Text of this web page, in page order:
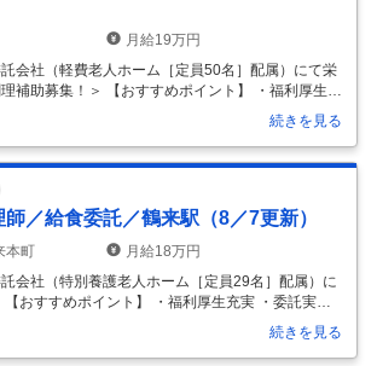
月給19万円
会社（軽費老人ホーム［定員50名］配属）にて栄
補助募集！＞ 【おすすめポイント】 ・福利厚生充
ント、慶弔金制度など嬉しい福利厚生が充実して
働きやすい環境を実現するために動いています。
の食堂運営をはじめとし、学校、保育園、病院、
だけで約150ヶ所の給食業務を担っています。 安
いるため、長く勤めやすい環境です。 ・美味しい
続きを見る
師／給食委託／鶴来駅（8／7更新）
本町
月給18万円
会社（特別養護老人ホーム［定員29名］配属）に
おすすめポイント】 ・福利厚生充実 ・委託実績
度など嬉しい福利厚生が充実しています。 全社を
続きを見る